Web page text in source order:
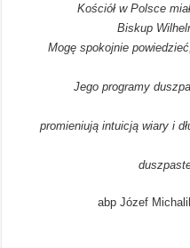
Kościół w Polsce
Biskup
Mogę spokojnie
Jego programy
promieniują intuicją wiary i
abp Józef